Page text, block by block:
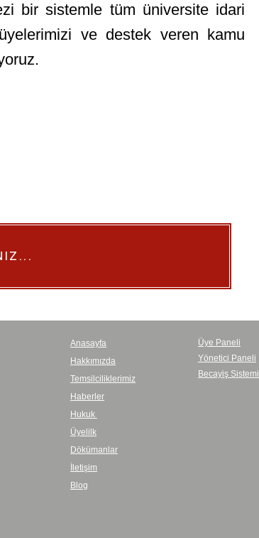
bir sistemle tüm üniversite idari
ve destek veren kamu
Anasayfa
Hakkımızda
Temsilciliklerimiz
Haberler
Hukuk
Üyelilk
Dökümanlar
İletişim
Blog
Üye Paneli
Yönetici Paneli
Becayiş Sistemi